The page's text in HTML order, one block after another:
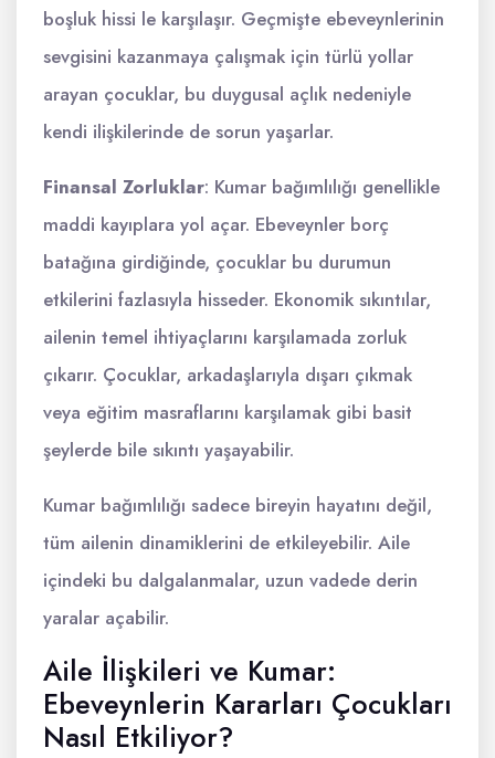
boşluk hissi le karşılaşır. Geçmişte ebeveynlerinin
sevgisini kazanmaya çalışmak için türlü yollar
arayan çocuklar, bu duygusal açlık nedeniyle
kendi ilişkilerinde de sorun yaşarlar.
Finansal Zorluklar: Kumar bağımlılığı genellikle
maddi kayıplara yol açar. Ebeveynler borç
batağına girdiğinde, çocuklar bu durumun
etkilerini fazlasıyla hisseder. Ekonomik sıkıntılar,
ailenin temel ihtiyaçlarını karşılamada zorluk
çıkarır. Çocuklar, arkadaşlarıyla dışarı çıkmak
veya eğitim masraflarını karşılamak gibi basit
şeylerde bile sıkıntı yaşayabilir.
Kumar bağımlılığı sadece bireyin hayatını değil,
tüm ailenin dinamiklerini de etkileyebilir. Aile
içindeki bu dalgalanmalar, uzun vadede derin
yaralar açabilir.
Aile İlişkileri ve Kumar:
Ebeveynlerin Kararları Çocukları
Nasıl Etkiliyor?